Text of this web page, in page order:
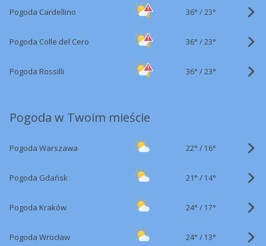
Pogoda Cardellino 36° /23°
Pogoda Colle del Cero 36° /23°
Pogoda Rossilli 36° /23°
Pogoda w Twoim mieście
Pogoda Warszawa 22° / 16°
Pogoda Gdańsk 21° / 14°
Pogoda Kraków 24° / 17°
Pogoda Wrocław 24° / 13°